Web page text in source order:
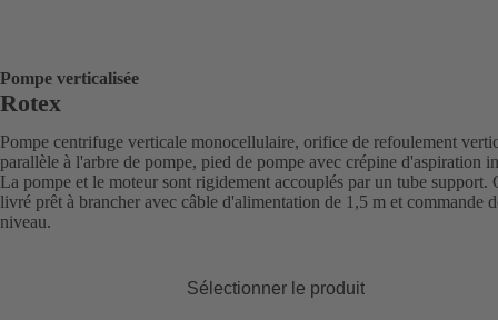
Pompe verticalisée
Rotex
Pompe centrifuge verticale monocellulaire, orifice de refoulement
parallèle à l'arbre de pompe, pied de pompe avec crépine d'aspiration
La pompe et le moteur sont rigidement accouplés par un tube support.
livré prêt à brancher avec câble d'alimentation de 1,5 m et commande
niveau.
Sélectionner le produit